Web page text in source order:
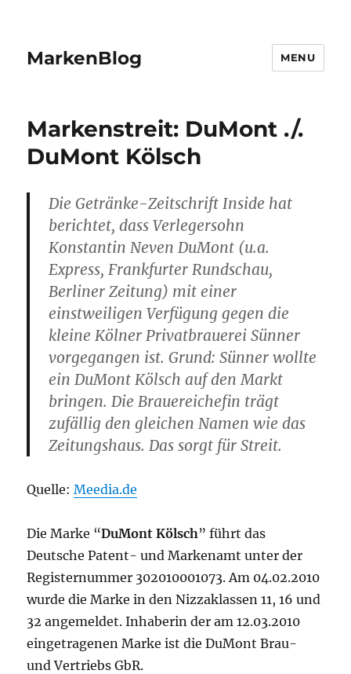
MarkenBlog MENU
Markenstreit: DuMont ./.
DuMont Kölsch
Die Getränke-Zeitschrift Inside hat
berichtet, dass Verlegersohn
Konstantin Neven DuMont (u.a.
Express, Frankfurter Rundschau,
Berliner Zeitung) mit einer
einstweiligen Verfügung gegen die
kleine Kölner Privatbrauerei Sünner
vorgegangen ist. Grund: Sünner wollte
ein DuMont Kölsch auf den Markt
bringen. Die Brauereichefin trägt
zufällig den gleichen Namen wie das
Zeitungshaus. Das sorgt für Streit.
Quelle:Meedia.de
Die Marke “DuMont Kölsch” führt das
Deutsche Patent- und Markenamt unter der
Registernummer 302010001073. Am 04.02.2010
wurde die Marke in den Nizzaklassen 11, 16 und
32 angemeldet. Inhaberin der am 12.03.2010
eingetragenen Marke ist die DuMont Brau-
und Vertriebs GbR.